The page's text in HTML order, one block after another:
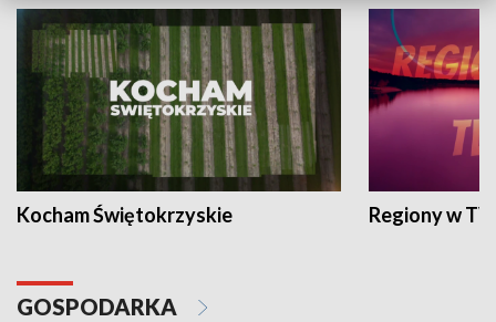
Kocham Świętokrzyskie Regiony w
GOSPODARKA